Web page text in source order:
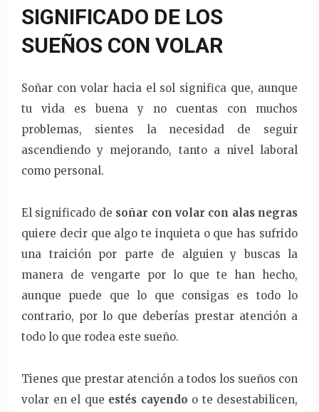
SIGNIFICADO DE LOS
SUEÑOS CON VOLAR
Soñar con volar hacia el sol significa que, aunque
tu vida es buena y no cuentas con muchos
problemas, sientes la necesidad de seguir
ascendiendo y mejorando, tanto a nivel laboral
como personal.
El significado de soñar con volar con alas negras
quiere decir que algo te inquieta o que has sufrido
una traición por parte de alguien y buscas la
manera de vengarte por lo que te han hecho,
aunque puede que lo que consigas es todo lo
contrario, por lo que deberías prestar atención a
todo lo que rodea este sueño.
Tienes que prestar atención a todos los sueños con
volar en el que estés cayendo o te desestabilicen,